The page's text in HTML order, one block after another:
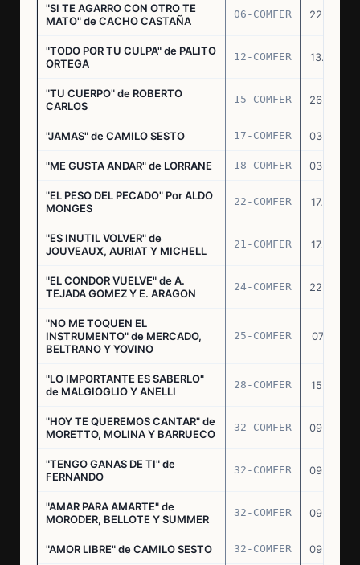
"SI TE AGARRO CON OTRO TE
MATO" de CACHO CASTAÑA
06-COMFER 22.04.76
"TODO POR TU CULPA" de PALITO
ORTEGA
12-COMFER 13.05.76
"TU CUERPO" de ROBERTO
CARLOS
15-COMFER 26.05.76
"JAMAS" de CAMILO SESTO 17-COMFER 03.06.76
"ME GUSTA ANDAR" de LORRANE 18-COMFER 03.06.76
"EL PESO DEL PECADO" Por ALDO
MONGES
22-COMFER 17.06.76
"ES INUTIL VOLVER" de
JOUVEAUX, AURIAT Y MICHELL
21-COMFER 17.06.76
"EL CONDOR VUELVE" de A.
TEJADA GOMEZ Y E. ARAGON
24-COMFER 22.06.76
"NO ME TOQUEN EL
INSTRUMENTO" de MERCADO,
BELTRANO Y YOVINO
25-COMFER 07.07.76
"LO IMPORTANTE ES SABERLO"
de MALGIOGLIO Y ANELLI
28-COMFER 15.07.76
"HOY TE QUEREMOS CANTAR" de
MORETTO, MOLINA Y BARRUECO
32-COMFER 09.09.76
"TENGO GANAS DE TI" de
FERNANDO
32-COMFER 09.09.76
"AMAR PARA AMARTE" de
MORODER, BELLOTE Y SUMMER
32-COMFER 09.09.76
"AMOR LIBRE" de CAMILO SESTO 32-COMFER 09.09.76